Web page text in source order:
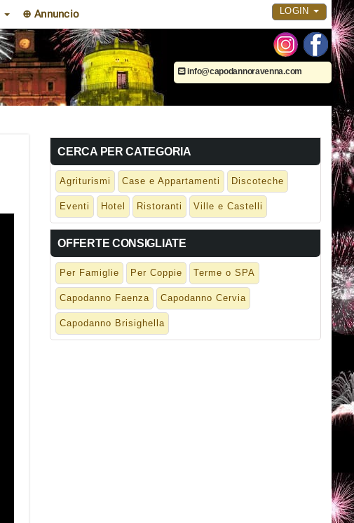
⊕ Annuncio LOGIN
info@capodannoravenna.com
CERCA PER CATEGORIA
Agriturismi Case e Appartamenti Discoteche
Eventi Hotel Ristoranti Ville e Castelli
OFFERTE CONSIGLIATE
Per Famiglie Per Coppie Terme o SPA
Capodanno Faenza Capodanno Cervia
Capodanno Brisighella